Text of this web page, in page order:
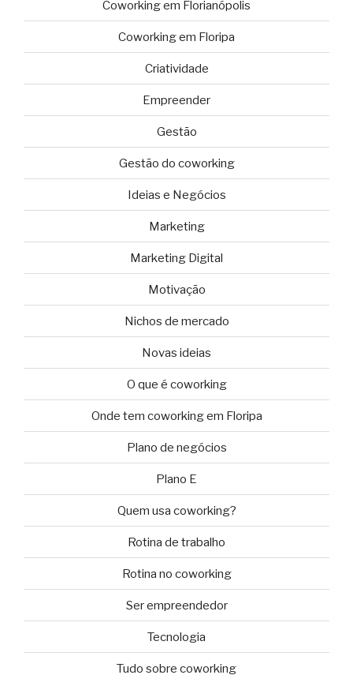
Coworking em Florianópolis
Coworking em Floripa
Criatividade
Empreender
Gestão
Gestão do coworking
Ideias e Negócios
Marketing
Marketing Digital
Motivação
Nichos de mercado
Novas ideias
O que é coworking
Onde tem coworking em Floripa
Plano de negócios
Plano E
Quem usa coworking?
Rotina de trabalho
Rotina no coworking
Ser empreendedor
Tecnologia
Tudo sobre coworking